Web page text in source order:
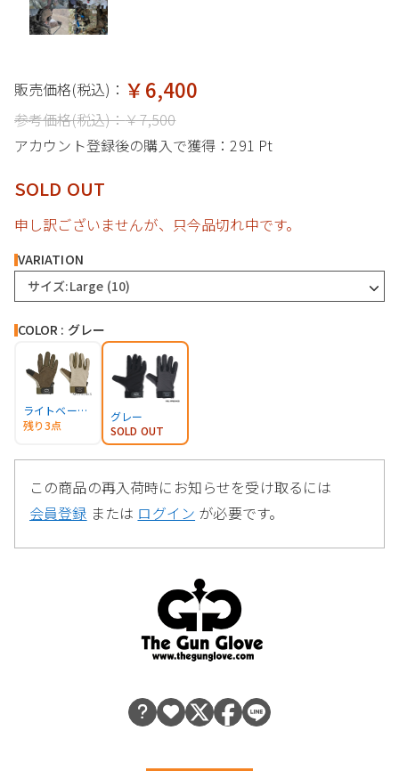
販売価格(税込)： ￥6,400
参考価格(税込)：￥7,500
アカウント登録後の購入で獲得：291 Pt
SOLD OUT
申し訳ございませんが、只今品切れ中です。
VARIATION
サイズ:Large (10)
COLOR : グレー
ライトベージュ
残り3点
グレー
SOLD OUT
この商品の再入荷時にお知らせを受け取るには
会員登録 または ログイン が必要です。